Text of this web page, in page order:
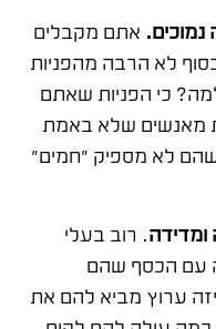
אתם מקבלים
לא הרבה מהפניות
כי הפניות שאתם
מאנשים שלא באמת
לא מספיק "חמים"
. רוב בעלי
עם הכסף שהם
ערוץ מביא להם את